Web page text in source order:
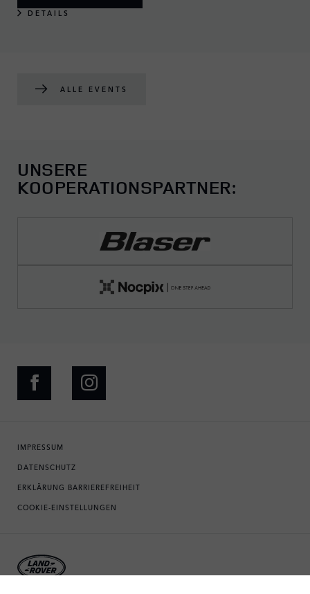
DETAILS
ALLE EVENTS
UNSERE
KOOPERATIONSPARTNER:
IMPRESSUM
DATENSCHUTZ
ERKLÄRUNG BARRIEREFREIHEIT
COOKIE-EINSTELLUNGEN